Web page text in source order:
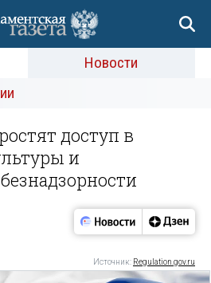
Новости
доступ в
и
Источник: Regulation.gov.ru